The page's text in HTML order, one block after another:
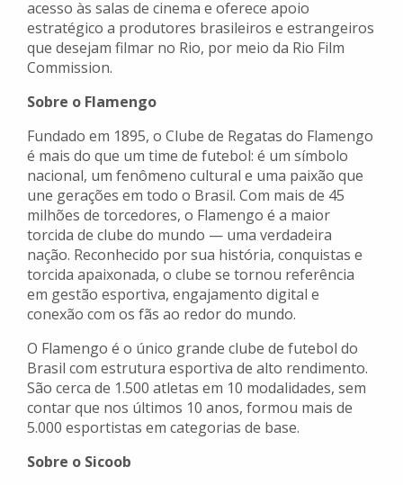
acesso às salas de cinema e oferece apoio
estratégico a produtores brasileiros e estrangeiros
que desejam filmar no Rio, por meio da Rio Film
Commission.
Sobre o Flamengo
Fundado em 1895, o Clube de Regatas do Flamengo
é mais do que um time de futebol: é um símbolo
nacional, um fenômeno cultural e uma paixão que
une gerações em todo o Brasil. Com mais de 45
milhões de torcedores, o Flamengo é a maior
torcida de clube do mundo — uma verdadeira
nação. Reconhecido por sua história, conquistas e
torcida apaixonada, o clube se tornou referência
em gestão esportiva, engajamento digital e
conexão com os fãs ao redor do mundo.
O Flamengo é o único grande clube de futebol do
Brasil com estrutura esportiva de alto rendimento.
São cerca de 1.500 atletas em 10 modalidades, sem
contar que nos últimos 10 anos, formou mais de
5.000 esportistas em categorias de base.
Sobre o Sicoob